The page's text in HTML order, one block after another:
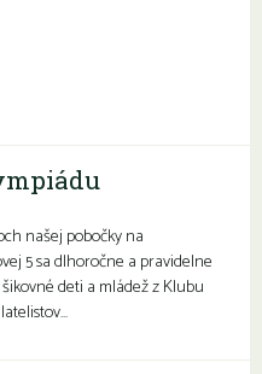
našej pobočky na
5 sa dlhoročne a pravidelne
deti a mládež z Klubu